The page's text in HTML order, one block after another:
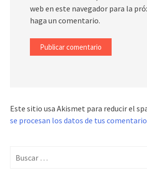
web en este navegador para la
haga un comentario.
Este sitio usa Akismet para reducir el
se procesan los datos de tus